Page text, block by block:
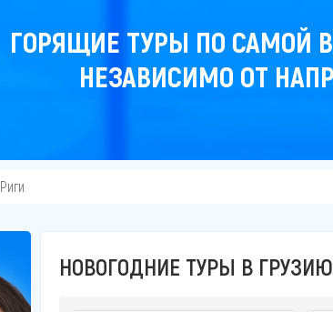
ГОРЯЩИЕ ТУРЫ ПО САМОЙ
НЕЗАВИСИМО ОТ
НОВОГОДНИЕ ТУРЫ В